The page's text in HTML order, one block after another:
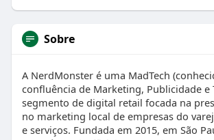
Sobre
A NerdMonster é uma MadTech
confluência de Marketing, Publicidade e
segmento de digital retail focada na
no marketing local de empresas do
e serviços. Fundada em 2015, em São